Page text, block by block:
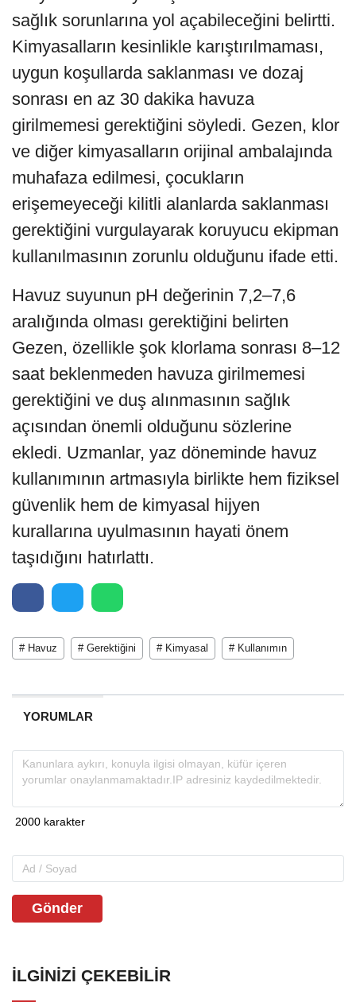
sağlık sorunlarına yol açabileceğini belirtti.
Kimyasalların kesinlikle karıştırılmaması,
uygun koşullarda saklanması ve dozaj
sonrası en az 30 dakika havuza
girilmemesi gerektiğini söyledi. Gezen, klor
ve diğer kimyasalların orijinal ambalajında
muhafaza edilmesi, çocukların
erişemeyeceği kilitli alanlarda saklanması
gerektiğini vurgulayarak koruyucu ekipman
kullanılmasının zorunlu olduğunu ifade etti.
Havuz suyunun pH değerinin 7,2–7,6
aralığında olması gerektiğini belirten
Gezen, özellikle şok klorlama sonrası 8–12
saat beklenmeden havuza girilmemesi
gerektiğini ve duş alınmasının sağlık
açısından önemli olduğunu sözlerine
ekledi. Uzmanlar, yaz döneminde havuz
kullanımının artmasıyla birlikte hem fiziksel
güvenlik hem de kimyasal hijyen
kurallarına uyulmasının hayati önem
taşıdığını hatırlattı.
# Havuz # Gerektiğini # Kimyasal # Kullanımın
YORUMLAR
Gönder
İLGINIZI ÇEKEBILIR